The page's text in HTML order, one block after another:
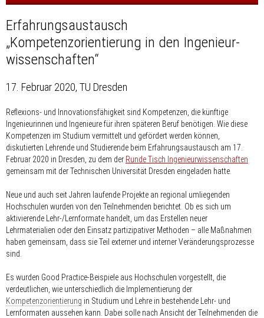
Erfahrungsaustausch
„Kompetenzorientierung in den Ingenieur­
wissenschaften“
17. Februar 2020, TU Dresden
Reflexions- und Innovationsfähigkeit sind Kompetenzen, die künftige
Ingenieurinnen und Ingenieure für ihren späteren Beruf benötigen. Wie diese
Kompetenzen im Studium vermittelt und gefördert werden können,
diskutierten Lehrende und Studierende beim Erfahrungsaustausch am 17.
Februar 2020 in Dresden, zu dem der Runde Tisch Ingenieur­wissenschaften
gemeinsam mit der Technischen Universität Dresden eingeladen hatte.
Neue und auch seit Jahren laufende Projekte an regional umliegenden
Hochschulen wurden von den Teilnehmenden berichtet. Ob es sich um
aktivierende Lehr-/Lernformate handelt, um das Erstellen neuer
Lehrmaterialien oder den Einsatz partizipativer Methoden – alle Maßnahmen
haben gemeinsam, dass sie Teil externer und interner Veränderungsprozesse
sind.
Es wurden Good Practice-Beispiele aus Hochschulen vorgestellt, die
verdeutlichen, wie unterschiedlich die Implementierung der
Kompetenzorientierung in Studium und Lehre in bestehende Lehr- und
Lernformaten aussehen kann. Dabei solle nach Ansicht der Teilnehmenden die